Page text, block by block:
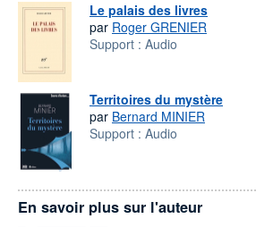
Le palais des livres
par Roger GRENIER
Support : Audio
Territoires du mystère
par Bernard MINIER
Support : Audio
En savoir plus sur l'auteur